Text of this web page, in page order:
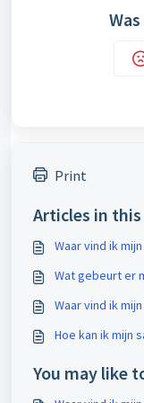
Print
Articles in
Waar vind ik
Wat gebeurt er
Waar vind ik
Hoe kan ik mijn
You may like